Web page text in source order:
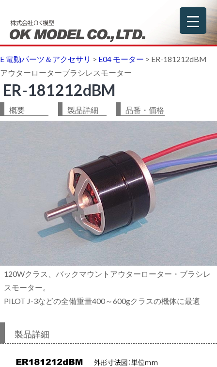
E 電動パーツ＆アクセサリ > E04 モーター > ER-181212dBM
アウターローターブラシレスモーター
ER-181212dBM
概要 製品詳細 品番・価格
120Wクラス、バックマウントアウターローター・ブラシレ
スモーター。
PILOT J-3などの全備重量400～600gクラスの機体に最適
製品詳細